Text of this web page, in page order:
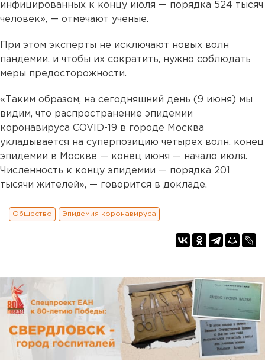
инфицированных к концу июля — порядка 524 тысяч
человек», — отмечают ученые.
При этом эксперты не исключают новых волн
пандемии, и чтобы их сократить, нужно соблюдать
меры предосторожности.
«Таким образом, на сегодняшний день (9 июня) мы
видим, что распространение эпидемии
коронавируса COVID-19 в городе Москва
укладывается на суперпозицию четырех волн, конец
эпидемии в Москве — конец июня — начало июля.
Численность к концу эпидемии — порядка 201
тысячи жителей», — говорится в докладе.
Общество Эпидемия коронавируса